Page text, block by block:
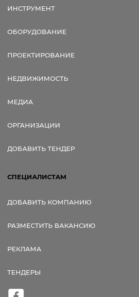
ИНСТРУМЕНТ
ОБОРУДОВАНИЕ
ПРОЕКТИРОВАНИЕ
НЕДВИЖИМОСТЬ
МЕДИА
ОРГАНИЗАЦИИ
ДОБАВИТЬ ТЕНДЕР
СПЕЦИАЛИСТАМ
ДОБАВИТЬ КОМПАНИЮ
РАЗМЕСТИТЬ ВАКАНСИЮ
РЕКЛАМА
ТЕНДЕРЫ